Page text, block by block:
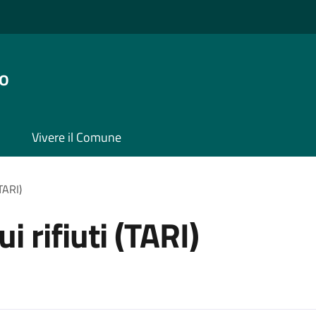
Vivere il Comune
rifiuti (TARI)